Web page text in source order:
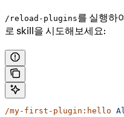
/reload-plugins를 실행하
로 skill을 시도해보세요:
/my-first-plugin:hello